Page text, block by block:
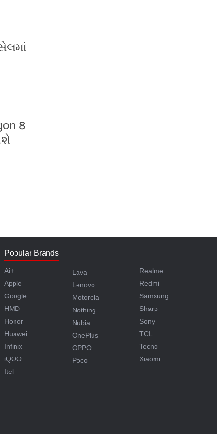
8
Popular Brands
Ai+
Apple
Google
HMD
Honor
Huawei
Infinix
iQOO
Itel
Lava
Lenovo
Motorola
Nothing
Nubia
OnePlus
OPPO
Poco
Realme
Redmi
Samsung
Sharp
Sony
TCL
Tecno
Xiaomi